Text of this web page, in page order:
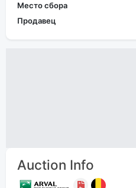
Место сбора
Продавец
Auction Info